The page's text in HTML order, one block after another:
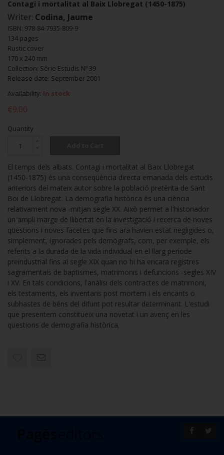
Contagi i mortalitat al Baix Llobregat (1450-1875)
Writer: Codina, Jaume
ISBN: 978-84-7935-809-9
134 pages
Rustic cover
170 x 240 mm
Collection: Sèrie Estudis Nº 39
Release date: September 2001
Availability: In stock
€9.00
Quantity
El temps dels albats. Contagi i mortalitat al Baix Llobregat
(1450-1875) és una conseqüència directa emanada dels estudis
anteriors del mateix autor sobre la població pretèrita de Sant
Boi de Llobregat. La demografia històrica és una ciència
relativament nova -mitjan segle XX. Això permet a l'historiador
un ampli marge de llibertat en la investigació i recerca de noves
qüestions i noves facetes que fins ara havien estat negligides o,
simplement, ignorades pels demògrafs, com, per exemple, els
referits a la durada de la vida individual en el llarg període
preindustrial fins al segle XIX quan no hi ha encara registres
sagramentals de baptismes, matrimonis i defuncions -segles XIV
i XV. En tals condicions, l'anàlisi dels contractes de matrimoni,
els testaments, els inventaris post mortem i els encants o
subhastes de béns del difunt pot resultar determinant. L'estudi
que presentem constitueix una novetat i un avenç en les
qüestions de demografia històrica.